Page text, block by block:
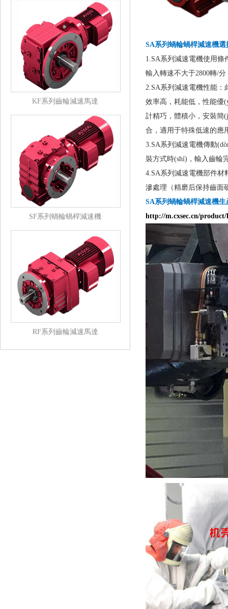
KF系列齒輪減速馬達
SF系列蝸輪蝸桿減速機
RF系列齒輪減速馬達
SA系列蝸輪蝸桿減速機選
1.SA系列減速電機使用條
輸入轉速不大于2800轉/分
2.SA系列減速電機性能：
效率高，耗能低，性能優
計精巧，體積小，
合，適用于特殊低速的應
3.SA系列減速電機傳動
裝方式時(shí)，輸入齒
4.SA系列減速電機部件材料
滲處理（精磨后保持齒面
SA系列蝸輪蝸桿減速機
http://m.cxsec.cn/